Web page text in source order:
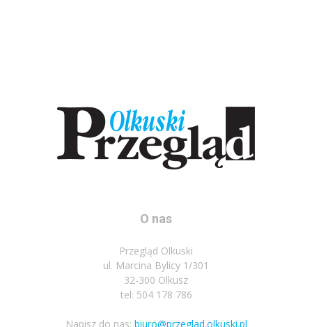
O nas
Przegląd Olkuski
ul. Marcina Bylicy 1/301
32-300 Olkusz
tel: 504 178 786
Napisz do nas: biuro@przeglad.olkuski.pl